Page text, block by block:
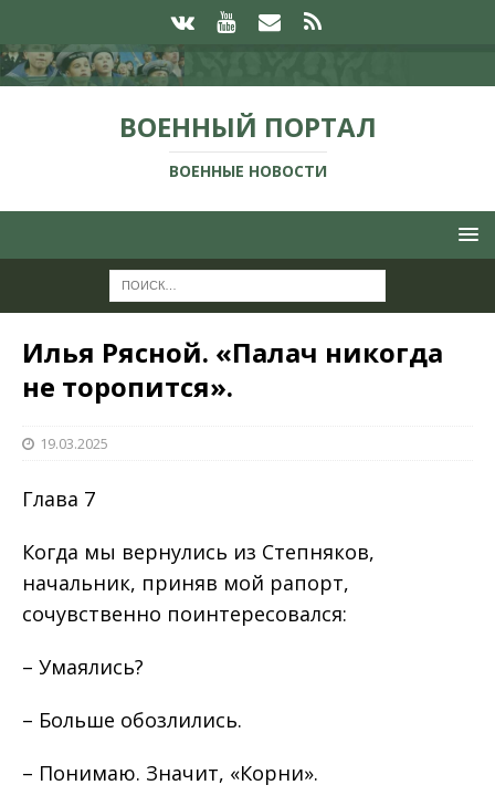
ВОЕННЫЙ ПОРТАЛ
ВОЕННЫЕ НОВОСТИ
Илья Рясной. «Палач никогда
не торопится».
19.03.2025
Глава 7
Когда мы вернулись из Степняков,
начальник, приняв мой рапорт,
сочувственно поинтересовался:
– Умаялись?
– Больше обозлились.
– Понимаю. Значит, «Корни».